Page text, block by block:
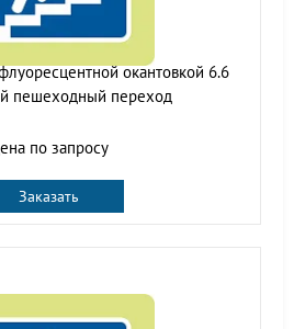
окантовкой 6.6
пешеходный переход
по запросу
Заказать